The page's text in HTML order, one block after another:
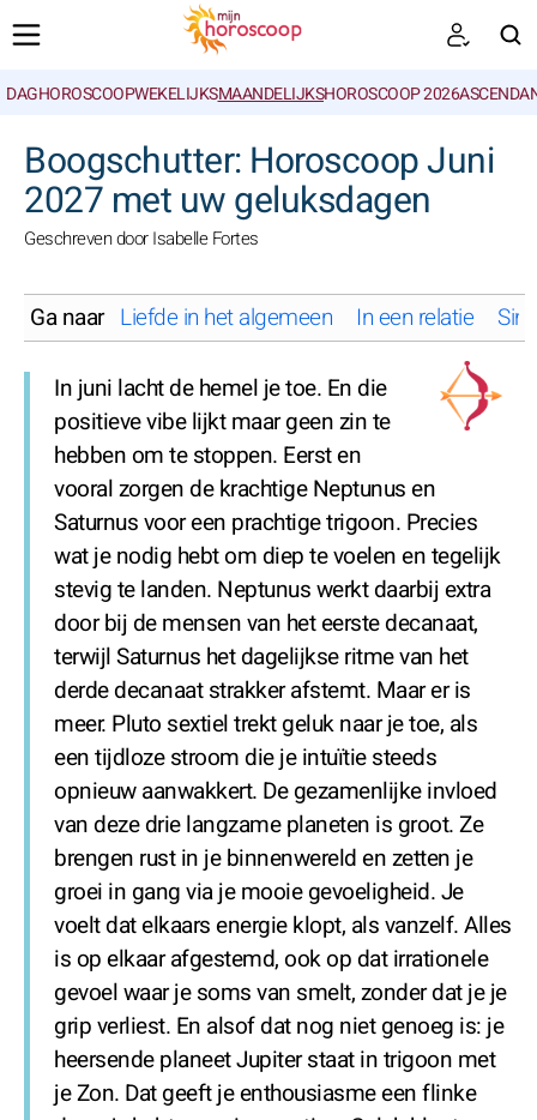
DAGHOROSCOOPWEKELIJKSMAANDELIJKSHOROSCOOP 2026
Boogschutter: Horoscoop Juni
2027 met uw geluksdagen
Geschreven door Isabelle Fortes
Ga naar Liefde in het algemeen In een relatie
In juni lacht de hemel je toe. En die
positieve vibe lijkt maar geen zin te
hebben om te stoppen. Eerst en
vooral zorgen de krachtige Neptunus en
Saturnus voor een prachtige trigoon. Precies
wat je nodig hebt om diep te voelen en tegelijk
stevig te landen. Neptunus werkt daarbij extra
door bij de mensen van het eerste decanaat,
terwijl Saturnus het dagelijkse ritme van het
derde decanaat strakker afstemt. Maar er is
meer. Pluto sextiel trekt geluk naar je toe, als
een tijdloze stroom die je intuïtie steeds
opnieuw aanwakkert. De gezamenlijke invloed
van deze drie langzame planeten is groot. Ze
brengen rust in je binnenwereld en zetten je
groei in gang via je mooie gevoeligheid. Je
voelt dat elkaars energie klopt, als vanzelf. Alles
is op elkaar afgestemd, ook op dat irrationele
gevoel waar je soms van smelt, zonder dat je je
grip verliest. En alsof dat nog niet genoeg is: je
heersende planeet Jupiter staat in trigoon met
je Zon. Dat geeft je enthousiasme een flinke